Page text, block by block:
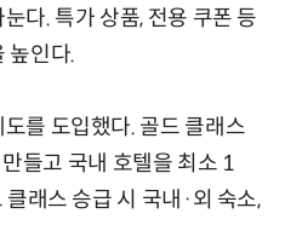
다. 특가 상품, 전용 쿠폰 등
높인다.
를 도입했다. 골드 클래스
들고 국내 호텔을 최소 1
래스 승급 시 국내·외 숙소,